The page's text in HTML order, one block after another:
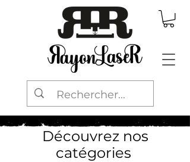
Découvrez nos
catégories